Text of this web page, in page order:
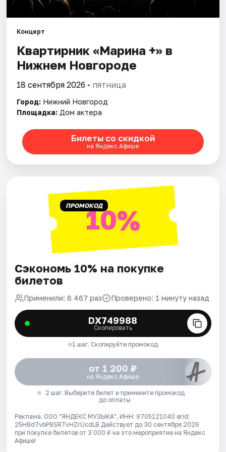
Площадки
Артисты
Концерт
Квартирник «Марина +» в
Нижнем Новгороде
18 сентября 2026 • пятница
Город: Нижний Новгород
Площадка: Дом актера
Билеты со скидкой
на Яндекс Афише
ПРОМОКОД10%
Сэкономь 10% на покупке
билетов
Применили: 8 467 раз Проверено: 1 минуту назад
DX749988
Скопировать
1 шаг. Скопируйте промокод
от 1 200 ₽
на Яндекс Афише
2 шаг. Выберите билет и примените промокод
до оплаты
Реклама. ООО "ЯНДЕКС МУЗЫКА", ИНН: 9705121040 erid:
25H8d7vbP8SRTvHZrUcdLB Действует до 30 сентября 2026
при покупке билетов от 3 000 ₽ на это мероприятие на Яндекс
Афише!